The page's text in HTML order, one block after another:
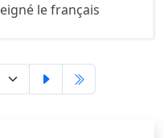
le français